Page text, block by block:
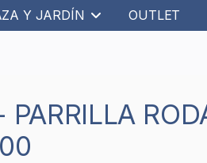
Y JARDÍN OUTLET